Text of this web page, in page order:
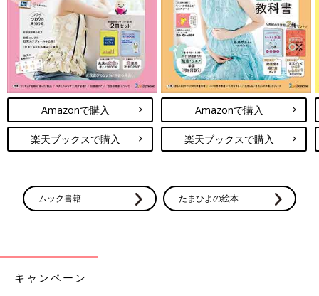
セリアのトラベルコーナーにある「熱圧着パウチ容器」は、再販
されているところをゲットした人気商品です。旅行や帰省の荷物
てくださいね。
（文・撮影／桐生奈奈子）
Amazonで購入
楽天ブックスで購入
Amazonで購入
楽天ブックスで購入
ムック書籍 たまひよの絵本
キャンペーン